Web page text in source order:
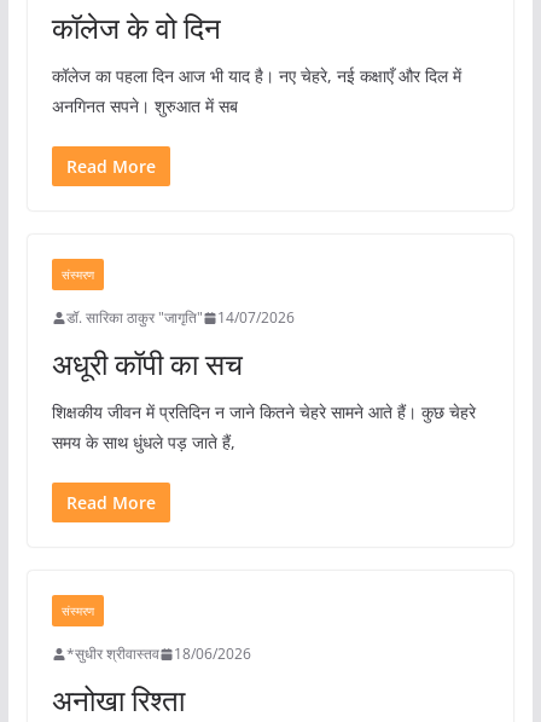
कॉलेज के वो दिन
कॉलेज का पहला दिन आज भी याद है। नए चेहरे, नई कक्षाएँ और दिल में
अनगिनत सपने। शुरुआत में सब
Read More
संस्मरण
डॉ. सारिका ठाकुर "जागृति" 14/07/2026
अधूरी कॉपी का सच
शिक्षकीय जीवन में प्रतिदिन न जाने कितने चेहरे सामने आते हैं। कुछ चेहरे
समय के साथ धुंधले पड़ जाते हैं,
Read More
संस्मरण
*सुधीर श्रीवास्तव 18/06/2026
अनोखा रिश्ता